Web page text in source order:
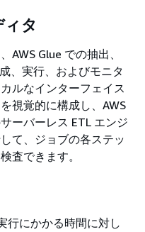
タ
AWS Glue での抽出、
、実行、およびモニタ
ルなインターフェイス
視覚的に構成し、AWS
ーバーレス ETL エンジ
て、ジョブの各ステッ
査できます。
行にかかる時間に対し